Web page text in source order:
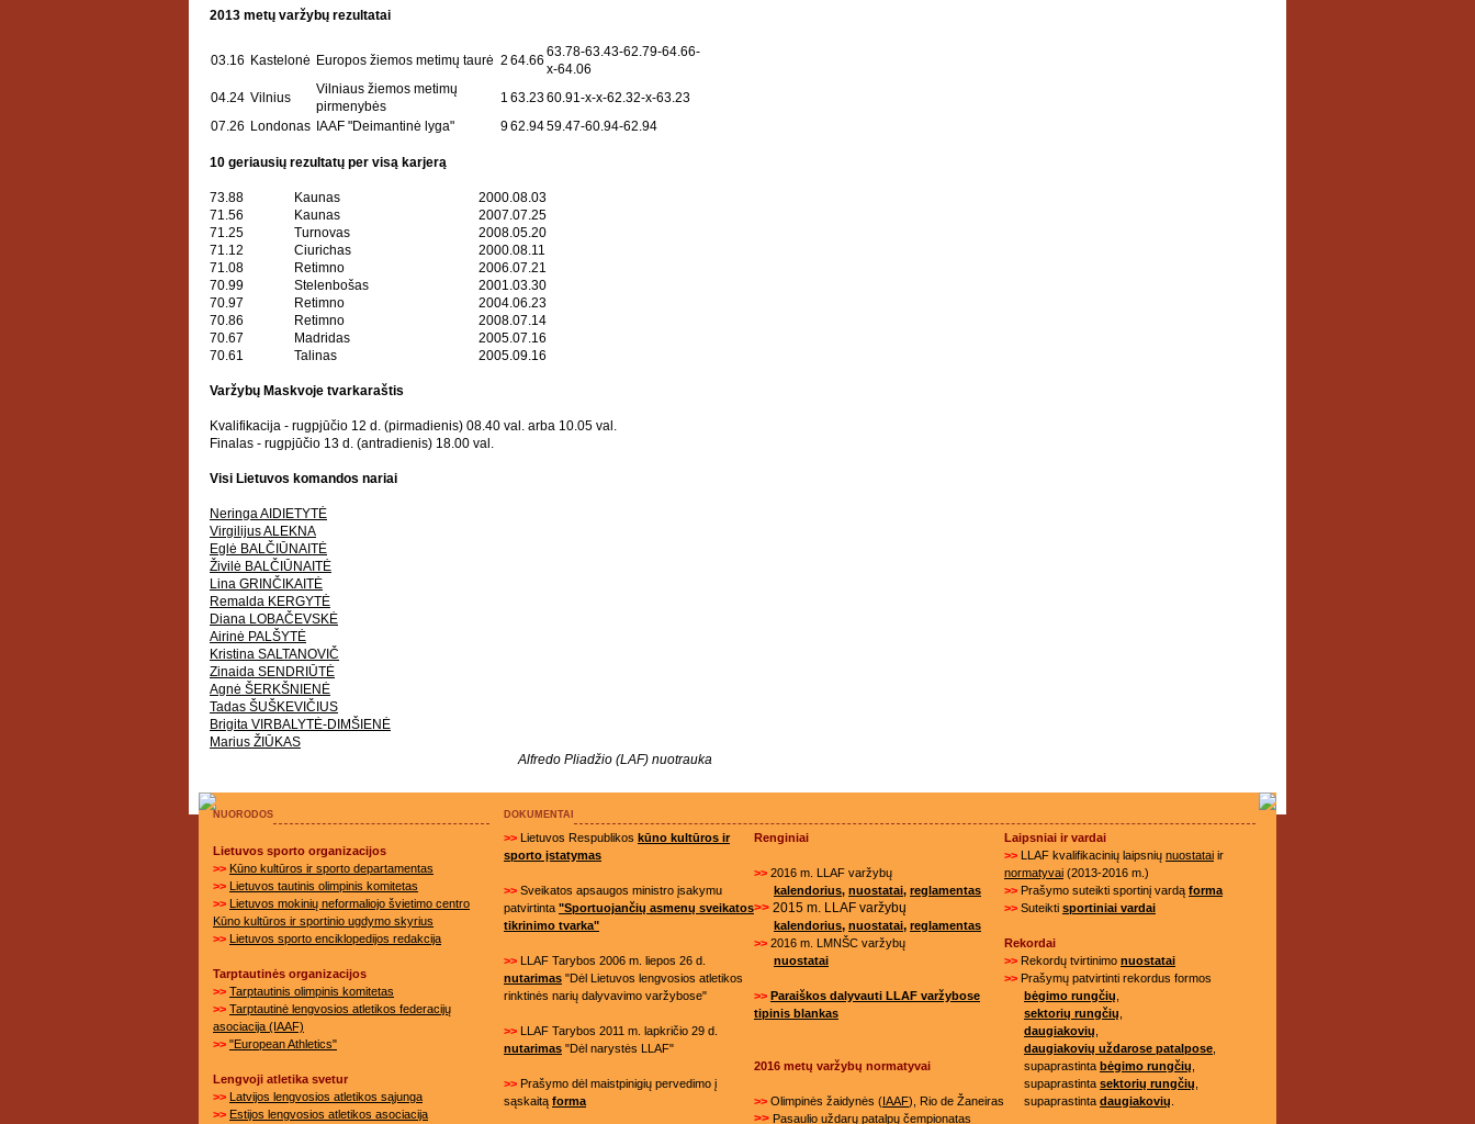
2013 metų varžybų rezultatai
03.16 Kastelonė Europos žiemos metimų taurė 2 64.66
63.78-63.43-62.79-64.66-
x-64.06
04.24 Vilnius
Vilniaus žiemos metimų
pirmenybės
1 63.2360.91-x-x-62.32-x-63.23
07.26 Londonas IAAF "Deimantinė lyga" 962.9459.47-60.94-62.94
10 geriausių rezultatų per visą karjerą
73.88 Kaunas
2000.08.03
71.56
Kaunas
2007.07.25
71.25
Turnovas
2008.05.20
71.12
Ciurichas
2000.08.11
71.08
Retimno
2006.07.21
70.99
Stelenbošas
2001.03.30
70.97
Retimno
2004.06.23
70.86
Retimno
2008.07.14
70.67
Madridas
2005.07.16
70.61
Talinas 2005.09.16
Varžybų Maskvoje tvarkaraštis
Kvalifikacija - rugpjūčio 12 d. (pirmadienis) 08.40 val. arba 10.05 val.
Finalas - rugpjūčio 13 d. (antradienis) 18.00 val.
Visi Lietuvos komandos nariai
Neringa AIDIETYTĖ
Virgilijus ALEKNA
Eglė BALČIŪNAITĖ
Živilė BALČIŪNAITĖ
Lina GRINČIKAITĖ
Remalda KERGYTĖ
Diana LOBAČEVSKĖ
Airinė PALŠYTĖ
Kristina SALTANOVIČ
Zinaida SENDRIŪTĖ
Agnė ŠERKŠNIENĖ
Tadas ŠUŠKEVIČIUS
Brigita VIRBALYTĖ-DIMŠIENĖ
Marius ŽIŪKAS
Alfredo Pliadžio (LAF) nuotrauka
NUORODOS
Lietuvos sporto organizacijos
>> Kūno kultūros ir sporto departamentas
>> Lietuvos tautinis olimpinis komitetas
>> Lietuvos mokinių neformaliojo švietimo centro
Kūno kultūros ir sportinio ugdymo skyrius
>> Lietuvos sporto enciklopedijos redakcija
Tarptautinės organizacijos
>> Tarptautinis olimpinis komitetas
>> Tarptautinė lengvosios atletikos federacijų
asociacija (IAAF)
>> "European Athletics"
Lengvoji atletika svetur
>> Latvijos lengvosios atletikos sąjunga
>> Estijos lengvosios atletikos asociacija
DOKUMENTAI
>> Lietuvos Respublikos kūno kultūros ir
sporto įstatymas
>> Sveikatos apsaugos ministro įsakymu
patvirtinta "Sportuojančių asmenų sveikatos
tikrinimo tvarka"
>> LLAF Tarybos 2006 m. liepos 26 d.
nutarimas "Dėl Lietuvos lengvosios atletikos
rinktinės narių dalyvavimo varžybose"
>> LLAF Tarybos 2011 m. lapkričio 29 d.
nutarimas "Dėl narystės LLAF"
>> Prašymo dėl maistpinigių pervedimo į
sąskaitą forma
Renginiai
>> 2016 m. LLAF varžybų
kalendorius, nuostatai, reglamentas
>> 2015 m. LLAF varžybų
kalendorius, nuostatai, reglamentas
>> 2016 m. LMNŠC varžybų
nuostatai
>> Paraiškos dalyvauti LLAF varžybose
tipinis blankas
2016 metų varžybų normatyvai
>> Olimpinės žaidynės (IAAF), Rio de Žaneiras
>> Pasaulio uždarų patalpų čempionatas
Laipsniai ir vardai
>> LLAF kvalifikacinių laipsnių nuostatai ir
normatyvai (2013-2016 m.)
>> Prašymo suteikti sportinį vardą forma
>> Suteikti sportiniai vardai
Rekordai
>> Rekordų tvirtinimo nuostatai
>> Prašymų patvirtinti rekordus formos
bėgimo rungčių
sektorių rungčių
daugiakovių
daugiakovių uždarose patalpose
supaprastinta bėgimo rungčių
supaprastinta sektorių rungčių
supaprastinta daugiakovių